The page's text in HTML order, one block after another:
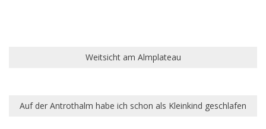
Weitsicht am Almplateau
Auf der Antrothalm habe ich schon als Kleinkind geschlafen